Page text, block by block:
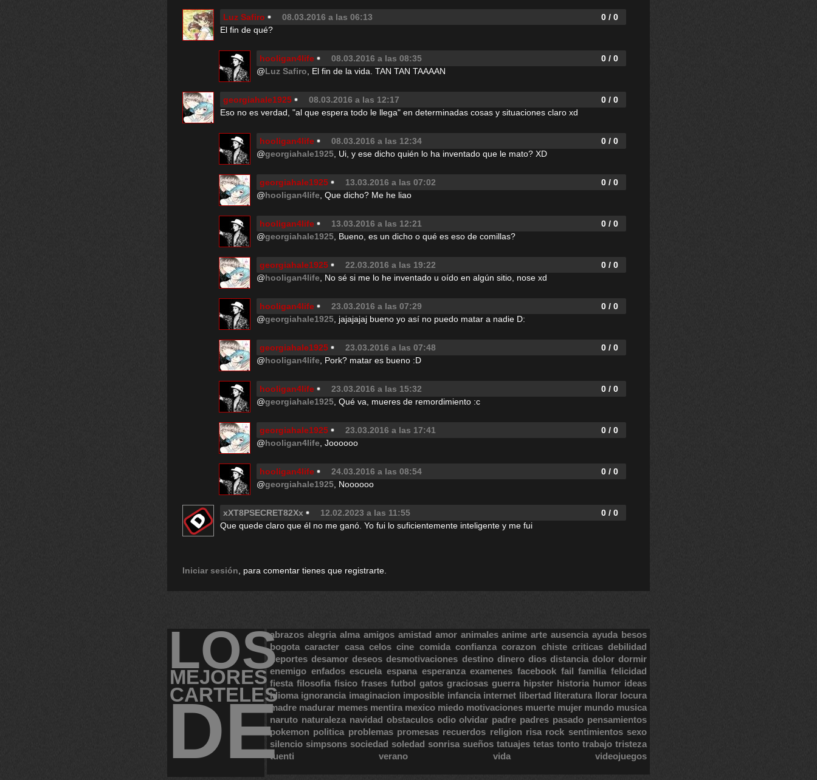
Luz Safiro 08.03.2016 a las 06:13
0 / 0
El fin de qué?
hooligan4life 08.03.2016 a las 08:35
0 / 0
@Luz Safiro , El fin de la vida. TAN TAN TAAAAN
georgiahale1925 08.03.2016 a las 12:17
0 / 0
Eso no es verdad, "al que espera todo le llega" en determinadas cosas y situaciones claro xd
hooligan4life 08.03.2016 a las 12:34
0 / 0
@georgiahale1925 , Ui, y ese dicho quién lo ha inventado que le mato? XD
georgiahale1925 13.03.2016 a las 07:02
0 / 0
@hooligan4life , Que dicho? Me he liao
hooligan4life 13.03.2016 a las 12:21
0 / 0
@georgiahale1925 , Bueno, es un dicho o qué es eso de comillas?
georgiahale1925 22.03.2016 a las 19:22
0 / 0
@hooligan4life , No sé si me lo he inventado u oído en algún sitio, nose xd
hooligan4life 23.03.2016 a las 07:29
0 / 0
@georgiahale1925 , jajajajaj bueno yo así no puedo matar a nadie D:
georgiahale1925 23.03.2016 a las 07:48
0 / 0
@hooligan4life , Pork? matar es bueno :D
hooligan4life 23.03.2016 a las 15:32
0 / 0
@georgiahale1925 , Qué va, mueres de remordimiento :c
georgiahale1925 23.03.2016 a las 17:41
0 / 0
@hooligan4life , Joooooo
hooligan4life 24.03.2016 a las 08:54
0 / 0
@georgiahale1925 , Noooooo
xXT8PSECRET82Xx 12.02.2023 a las 11:55
0 / 0
Que quede claro que él no me ganó. Yo fui lo suficientemente inteligente y me fui
Iniciar sesión , para comentar tienes que registrarte.
LOS
MEJORES
CARTELES
DE
abrazos alegria alma amigos amistad amor animales anime arte ausencia ayuda besos
bogota caracter casa celos cine comida confianza corazon chiste criticas debilidad
deportes desamor deseos desmotivaciones destino dinero dios distancia dolor dormir
enemigo enfados escuela espana esperanza examenes facebook fail familia felicidad
fiesta filosofia fisico frases futbol gatos graciosas guerra hipster historia humor ideas
idioma ignorancia imaginacion imposible infancia internet libertad literatura llorar locura
madre madurar memes mentira mexico miedo motivaciones muerte mujer mundo musica
naruto naturaleza navidad obstaculos odio olvidar padre padres pasado pensamientos
pokemon politica problemas promesas recuerdos religion risa rock sentimientos sexo
silencio simpsons sociedad soledad sonrisa sueños tatuajes tetas tonto trabajo tristeza
tuenti
verano vida videojuegos